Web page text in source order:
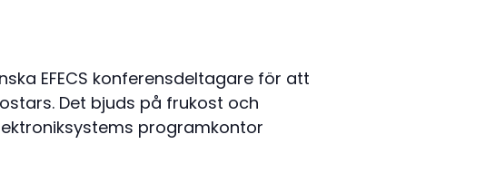
EFECS konferensdeltagare för att
Det bjuds på frukost och
programkontor